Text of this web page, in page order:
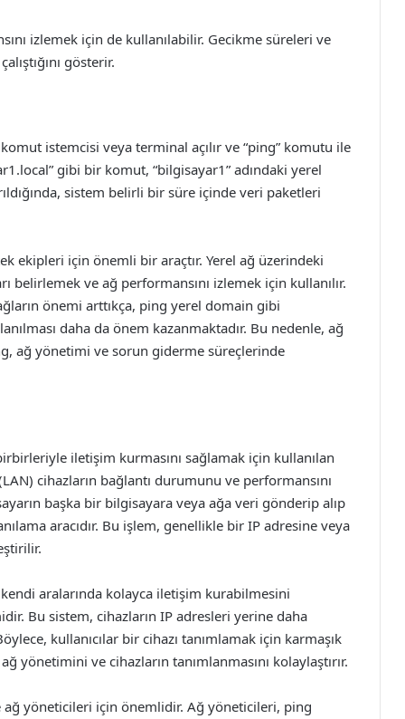
izlemek için de kullanılabilir. Gecikme süreleri ve
gösterir.
istemcisi veya terminal açılır ve “ping” komutu ile
gibi bir komut, “bilgisayar1” adındaki yerel
sistem belirli bir süre içinde veri paketleri
ekipleri için önemli bir araçtır. Yerel ağ üzerindeki
ve ağ performansını izlemek için kullanılır.
önemi arttıkça, ping yerel domain gibi
daha da önem kazanmaktadır. Bu nedenle, ağ
ağ yönetimi ve sorun giderme süreçlerinde
iletişim kurmasını sağlamak için kullanılan
cihazların bağlantı durumunu ve performansını
başka bir bilgisayara veya ağa veri gönderip alıp
aracıdır. Bu işlem, genellikle bir IP adresine veya
aralarında kolayca iletişim kurabilmesini
Bu sistem, cihazların IP adresleri yerine daha
kullanıcılar bir cihazı tanımlamak için karmaşık
yönetimini ve cihazların tanımlanmasını kolaylaştırır.
yöneticileri için önemlidir. Ağ yöneticileri, ping